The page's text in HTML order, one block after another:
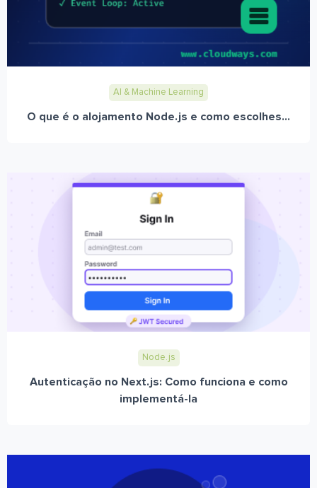
AI & Machine Learning
O que é o alojamento Node.js e como escolhes...
Node.js
Autenticação no Next.js: Como funciona e como
implementá-la